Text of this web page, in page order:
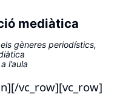
mediàtica
gèneres periodístics,
l’aula
vc_row][vc_row]